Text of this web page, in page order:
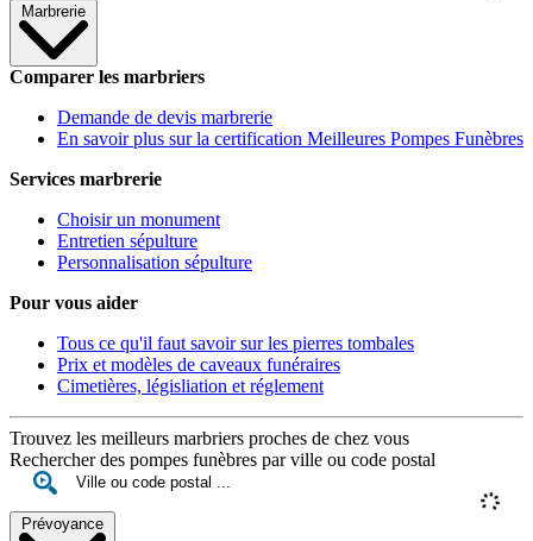
Marbrerie
Comparer les marbriers
Demande de devis marbrerie
En savoir plus sur la certification Meilleures Pompes Funèbres
Services marbrerie
Choisir un monument
Entretien sépulture
Personnalisation sépulture
Pour vous aider
Tous ce qu'il faut savoir sur les pierres tombales
Prix et modèles de caveaux funéraires
Cimetières, législiation et réglement
Trouvez les meilleurs marbriers proches de chez vous
Rechercher des pompes funèbres par ville ou code postal
Prévoyance